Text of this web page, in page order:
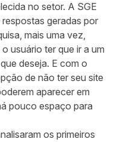
no setor. A SGE
geradas por
mais uma vez,
usuário ter que ir a um
deseja. E com o
de não ter seu site
aparecer em
pouco espaço para
os primeiros